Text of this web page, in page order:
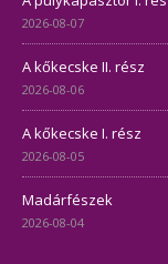
2026-08-07
A kőkecske II. rész
2026-08-06
A kőkecske I. rész
2026-08-05
Madárfészek
2026-08-04